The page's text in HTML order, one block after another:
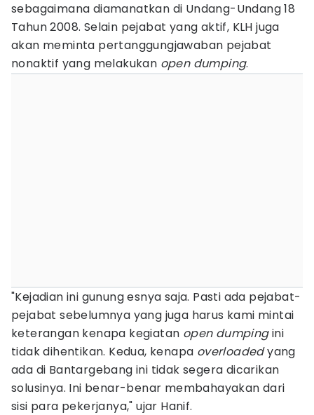
sebagaimana diamanatkan di Undang-Undang 18
Tahun 2008. Selain pejabat yang aktif, KLH juga
akan meminta pertanggungjawaban pejabat
nonaktif yang melakukan open dumping.
"Kejadian ini gunung esnya saja. Pasti ada pejabat-
pejabat sebelumnya yang juga harus kami mintai
keterangan kenapa kegiatan open dumpingini
tidak dihentikan. Kedua, kenapa overloadedyang
ada di Bantargebang ini tidak segera dicarikan
solusinya. Ini benar-benar membahayakan dari
sisi para pekerjanya," ujar Hanif.